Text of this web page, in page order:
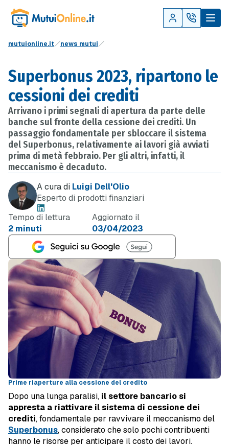
mutuionline.it news mutui
Superbonus 2023, ripartono le
cessioni dei crediti
Arrivano i primi segnali di apertura da parte delle
banche sul fronte della cessione dei crediti. Un
passaggio fondamentale per sbloccare il sistema
del Superbonus, relativamente ai lavori già avviati
prima di metà febbraio. Per gli altri, infatti, il
meccanismo è decaduto.
A cura di Luigi Dell'Olio
Esperto di prodotti finanziari
Tempo di lettura
2 minuti
Aggiornato il
03/04/2023
Prime riaperture alla cessione del credito
Dopo una lunga paralisi, il settore bancario si
appresta a riattivare il sistema di cessione dei
crediti, fondamentale per ravvivare il meccanismo del
Superbonus, considerato che solo pochi contribuenti
hanno le risorse per anticipare il costo dei lavori.